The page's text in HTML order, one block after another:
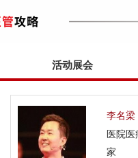
活动展会
李名梁
医院
家